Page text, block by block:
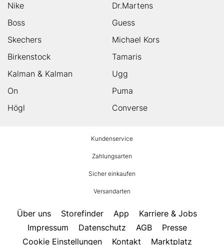
Nike
Dr.Martens
Boss
Guess
Skechers
Michael Kors
Birkenstock
Tamaris
Kalman & Kalman
Ugg
On
Puma
Högl
Converse
Kundenservice
Zahlungsarten
Sicher einkaufen
Versandarten
Über uns Storefinder App
Karriere & Jobs
Impressum
Datenschutz AGB
Presse
Cookie Einstellungen
Kontakt Marktplatz